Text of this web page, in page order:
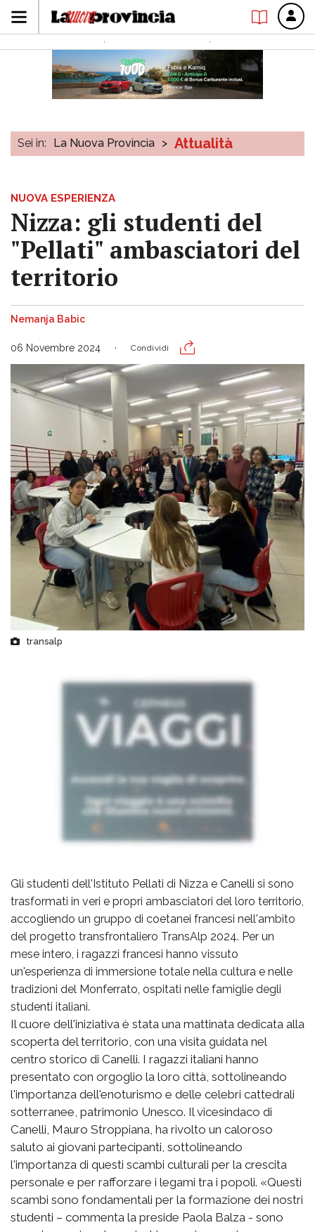
Sei in: La Nuova Provincia > Attualità
NUOVA ESPERIENZA
Nizza: gli studenti del
"Pellati" ambasciatori del
territorio
Nemanja Babic
06 Novembre 2024 Condividi
transalp
Gli studenti dell'Istituto Pellati di Nizza e Canelli si sono
trasformati in veri e propri ambasciatori del loro territorio,
accogliendo un gruppo di coetanei francesi nell'ambito
del progetto transfrontaliero TransAlp 2024. Per un
mese intero, i ragazzi francesi hanno vissuto
un'esperienza di immersione totale nella cultura e nelle
tradizioni del Monferrato, ospitati nelle famiglie degli
studenti italiani.
Il cuore dell'iniziativa è stata una mattinata dedicata alla
scoperta del territorio, con una visita guidata nel
centro storico di Canelli. I ragazzi italiani hanno
presentato con orgoglio la loro città, sottolineando
l'importanza dell'enoturismo e delle celebri cattedrali
sotterranee, patrimonio Unesco. Il vicesindaco di
Canelli, Mauro Stroppiana, ha rivolto un caloroso
saluto ai giovani partecipanti, sottolineando
l'importanza di questi scambi culturali per la crescita
personale e per rafforzare i legami tra i popoli. «Questi
scambi sono fondamentali per la formazione dei nostri
studenti – commenta la preside Paola Balza - sono